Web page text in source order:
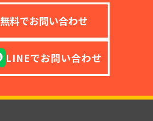
無料でお問い合わせ
LINEでお問い合わせ